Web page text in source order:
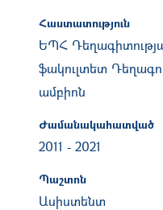
Հաստատություն
ԵՊՀ
ֆակուլտետ
ամբիոն
Ժամանակահատված
2011 - 2021
Պաշտոն
Ասիստենտ